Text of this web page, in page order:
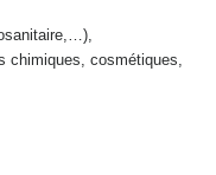
chimiques, cosmétiques,